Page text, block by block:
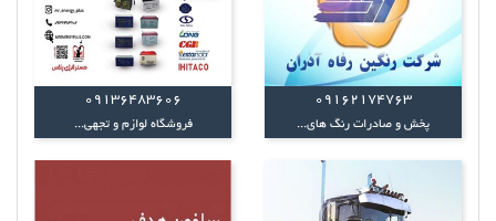
09162174763
پخش و صادرات رنگ های...
09136483606
فروشگاه لوازم و تجهی...